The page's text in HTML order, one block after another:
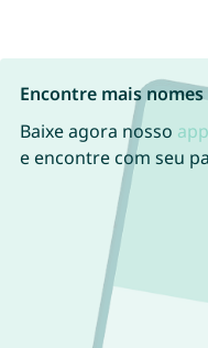
Encontre mais
Baixe agora nosso
e encontre com seu